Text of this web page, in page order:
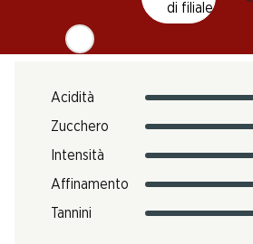
di filiale
Gusto
Acidità
Zucchero
Intensità
Affinamento
Tannini